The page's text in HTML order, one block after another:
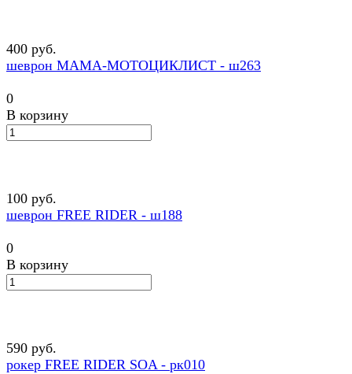
400 руб.
шеврон МАМА-МОТОЦИКЛИСТ - ш263
0
В корзину
100 руб.
шеврон FREE RIDER - ш188
0
В корзину
590 руб.
рокер FREE RIDER SOA - рк010